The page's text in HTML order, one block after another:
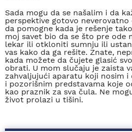
Sada mogu da se našalim i da
perspektive gotovo neverovatno
da pomogne kada je rešenje
moj savet bio da se što pre ode
lekar ili otkloniti sumnju ili
vas kako da ga rešite. Znate,
kada možete da čujete glasić
obrati. U mom slučaju je zaista
zahvaljujući aparatu koji nosim i
i pozorišnim predstavama koje
kao praznik za sva čula. Ne
život prolazi u tišini.